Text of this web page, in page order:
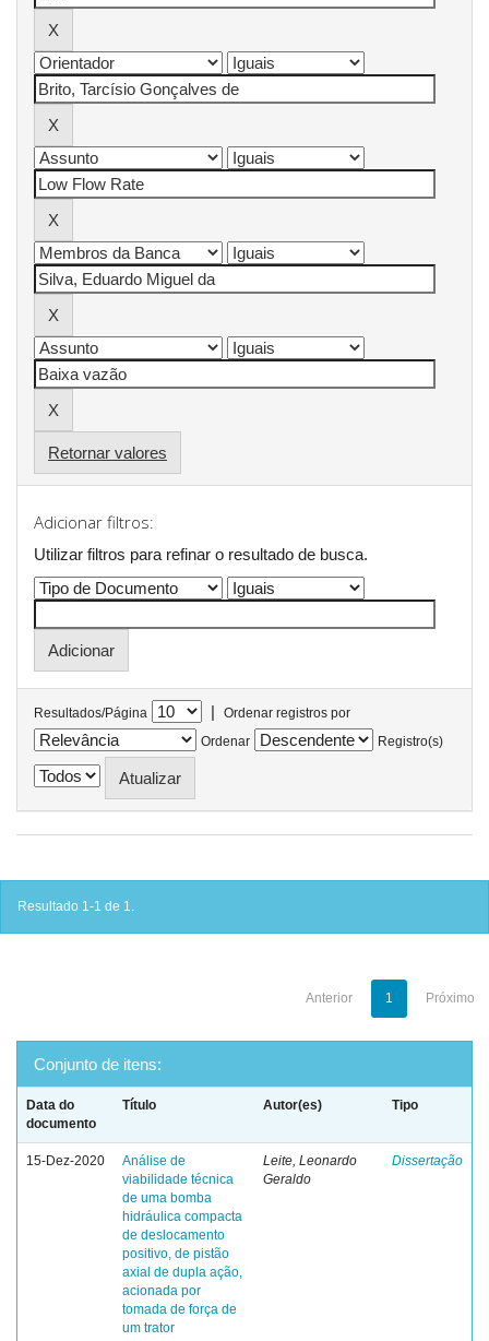
Retornar valores
Adicionar filtros:
Utilizar filtros para refinar o resultado de busca.
Resultados/Página |
Ordenar registros por
Ordenar
Registro(s)
Resultado 1-1 de 1.
Anterior 1 Próximo
Conjunto de itens:
Data do
documento
Título Autor(es) Tipo
15-Dez-2020
Análise de
viabilidade técnica
de uma bomba
hidráulica compacta
de deslocamento
positivo, de pistão
axial de dupla ação,
acionada por
tomada de força de
um trator
Leite, Leonardo
Geraldo
Dissertação